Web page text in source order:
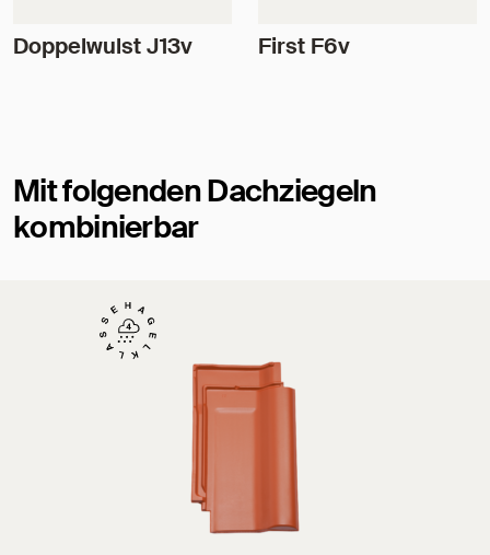
Doppelwulst J13v First F6v
Mit folgenden Dachziegeln
kombinierbar